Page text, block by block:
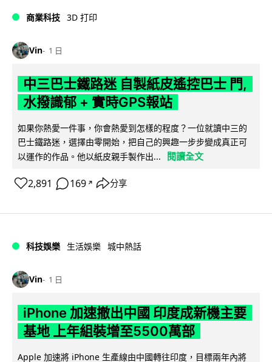
商業科技 3D 打印
Vin 1 日
中三巴士鐵路迷 自製紙皮遙控巴士 門,
水撥識郁 + 實時GPS報站
如果你熱愛一件事，你會熱愛到怎樣的程度？一位就讀中三的
巴士鐵路迷，選擇由零開始，把自己的興趣一步步變成真正可
以運作的作品。他以紙皮親手製作出...
閱讀全文
2,891 169 ↗ 分享
科技娛樂 生活娛樂 城中熱話
Vin 1 日
iPhone 加速撤出中國 印度成新機主要
基地 上年組裝增至5500萬部
Apple 加速將 iPhone 生產線由中國轉往印度，目標兩年內將